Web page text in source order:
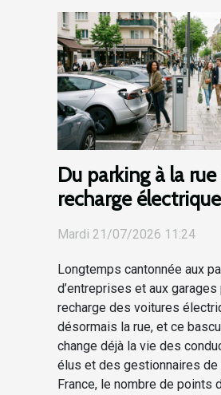
Du parking à la rue
recharge électrique
révolutionne la
Mardi 21/07/2026 11:24
Longtemps cantonnée aux
d’entreprises et aux
recharge des voitures
désormais la rue, et ce
change déjà la vie des
élus et des gestionnaires de
France, le nombre de points